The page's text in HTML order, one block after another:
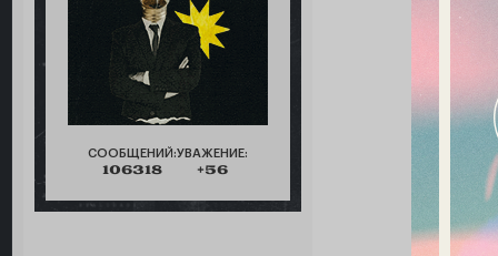
СООБЩЕНИЙ:
106318
УВАЖЕНИЕ:
+56